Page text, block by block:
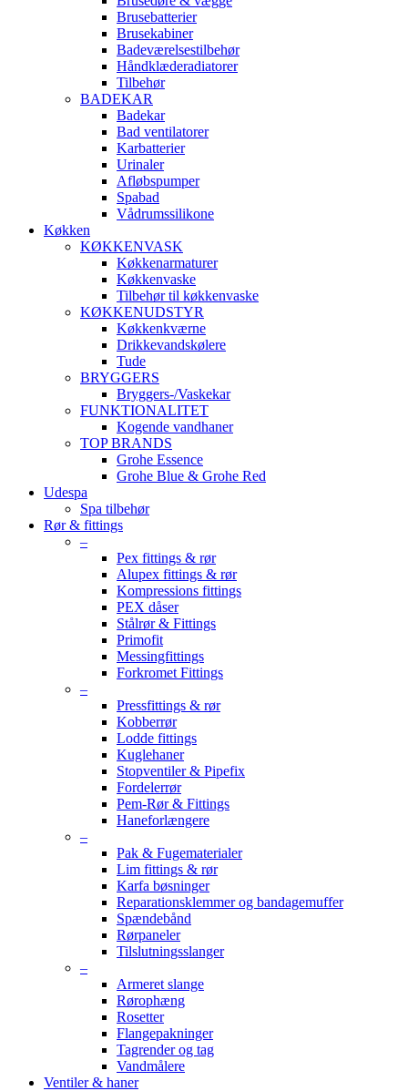
Brusebatterier
Brusekabiner
Badeværelsestilbehør
Håndklæderadiatorer
Tilbehør
BADEKAR
Badekar
Bad ventilatorer
Karbatterier
Urinaler
Afløbspumper
Spabad
Vådrumssilikone
Køkken
KØKKENVASK
Køkkenarmaturer
Køkkenvaske
Tilbehør til køkkenvaske
KØKKENUDSTYR
Køkkenkværne
Drikkevandskølere
Tude
BRYGGERS
Bryggers-/Vaskekar
FUNKTIONALITET
Kogende vandhaner
TOP BRANDS
Grohe Essence
Grohe Blue & Grohe Red
Udespa
Spa tilbehør
Rør & fittings
–
Pex fittings & rør
Alupex fittings & rør
Kompressions fittings
PEX dåser
Stålrør & Fittings
Primofit
Messingfittings
Forkromet Fittings
–
Pressfittings & rør
Kobberrør
Lodde fittings
Kuglehaner
Stopventiler & Pipefix
Fordelerrør
Pem-Rør & Fittings
Haneforlængere
–
Pak & Fugematerialer
Lim fittings & rør
Karfa bøsninger
Reparationsklemmer og bandagemuffer
Spændebånd
Rørpaneler
Tilslutningsslanger
–
Armeret slange
Rørophæng
Rosetter
Flangepakninger
Tagrender og tag
Vandmålere
Ventiler & haner